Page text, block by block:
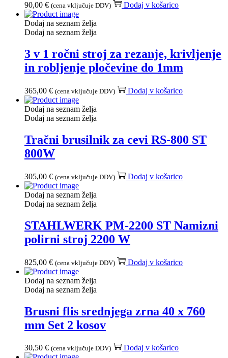
90,00 € (cena vključuje DDV) Dodaj v košarico
Dodaj na seznam želja
Dodaj na seznam želja
3 v 1 ročni stroj za rezanje, krivljenje
in robljenje pločevine do 1mm
365,00 € (cena vključuje DDV) Dodaj v košarico
Dodaj na seznam želja
Dodaj na seznam želja
Tračni brusilnik za cevi RS-800 ST
800W
305,00 € (cena vključuje DDV) Dodaj v košarico
Dodaj na seznam želja
Dodaj na seznam želja
STAHLWERK PM-2200 ST Namizni
polirni stroj 2200 W
825,00 € (cena vključuje DDV) Dodaj v košarico
Dodaj na seznam želja
Dodaj na seznam želja
Brusni flis srednjega zrna 40 x 760
mm Set 2 kosov
30,50 € (cena vključuje DDV) Dodaj v košarico